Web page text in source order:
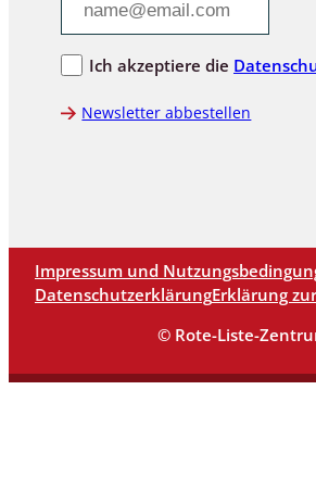
Ich akzeptiere die
Newsletter abbestellen
Impressum und
DatenschutzerklärungErklärung
© Rote-Liste-